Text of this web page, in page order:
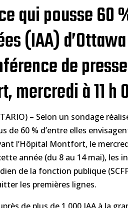
qui pousse
(IAA)
de
mercredi à 11 h
– Selon un sondage
de 60 % d’entre elles
l’Hôpital Montfort, le
année (du 8 au 14 mai), les
de la fonction publique
les premières lignes.